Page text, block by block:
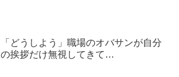
「どうしよう」職場のオバサンが自分
の挨拶だけ無視してきて…